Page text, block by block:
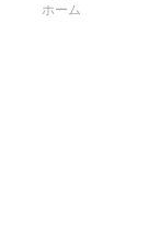
ホーム